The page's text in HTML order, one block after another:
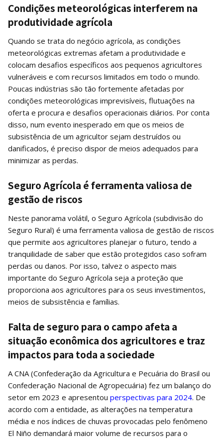
Condições meteorológicas interferem na
produtividade agrícola
Quando se trata do negócio agrícola, as condições
meteorológicas extremas afetam a produtividade e
colocam desafios específicos aos pequenos agricultores
vulneráveis ​​e com recursos limitados em todo o mundo.
Poucas indústrias são tão fortemente afetadas por
condições meteorológicas imprevisíveis, flutuações na
oferta e procura e desafios operacionais diários. Por conta
disso, num evento inesperado em que os meios de
subsistência de um agricultor sejam destruídos ou
danificados, é preciso dispor de meios adequados para
minimizar as perdas.
Seguro Agrícola é ferramenta valiosa de
gestão de riscos
Neste panorama volátil, o Seguro Agrícola (subdivisão do
Seguro Rural) é uma ferramenta valiosa de gestão de riscos
que permite aos agricultores planejar o futuro, tendo a
tranquilidade de saber que estão protegidos caso sofram
perdas ou danos. Por isso, talvez o aspecto mais
importante do Seguro Agrícola seja a proteção que
proporciona aos agricultores para os seus investimentos,
meios de subsistência e famílias.
Falta de seguro para o campo afeta a
situação econômica dos agricultores e traz
impactos para toda a sociedade
A CNA (Confederação da Agricultura e Pecuária do Brasil ou
Confederação Nacional de Agropecuária) fez um balanço do
setor em 2023 e apresentou perspectivas para 2024. De
acordo com a entidade, as alterações na temperatura
média e nos índices de chuvas provocadas pelo fenômeno
El Niño demandará maior volume de recursos para o